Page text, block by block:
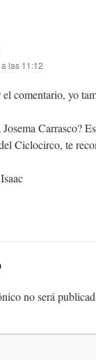
las 11:12
comentario, yo
Josema Carrasco?
Ciclocirco, te
no será